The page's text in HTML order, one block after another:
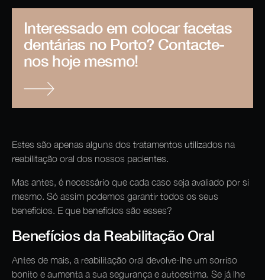
Interessado em colocar facetas
dentárias no Porto? Contacte-
nos hoje mesmo!
Estes são apenas alguns dos tratamentos utilizados na
reabilitação oral dos nossos pacientes.
Mas antes, é necessário que cada caso seja avaliado por si
mesmo. Só assim podemos garantir todos os seus
benefícios. E que benefícios são esses?
Benefícios da Reabilitação Oral
Antes de mais, a reabilitação oral devolve-lhe um sorriso
bonito e aumenta a sua segurança e autoestima. Se já lhe